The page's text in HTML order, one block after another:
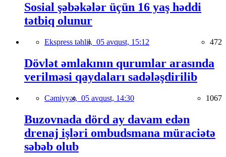
Sosial şəbəkələr üçün 16 yaş həddi
tətbiq olunur
Ekspress təhlil, 05 avqust, 15:12 472
Dövlət əmlakının qurumlar arasında
verilməsi qaydaları sadələşdirilib
Cəmiyyət, 05 avqust, 14:30 1067
Buzovnada dörd ay davam edən
drenaj işləri ombudsmana müraciətə
səbəb olub